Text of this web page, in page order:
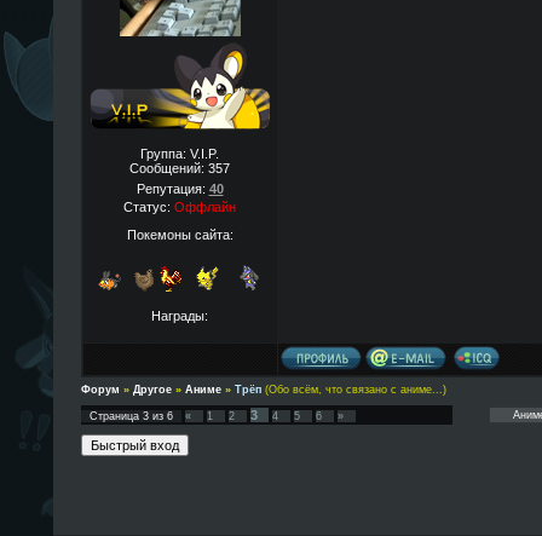
Группа: V.I.P.
Сообщений: 357
Репутация: 40
Статус: Оффлайн
Покемоны сайта:
Награды:
Форум » Другое » Аниме » Трёп (Обо всём, что связано с аниме...)
Страница 3из 6 « 1 2 3 4 5 6 »